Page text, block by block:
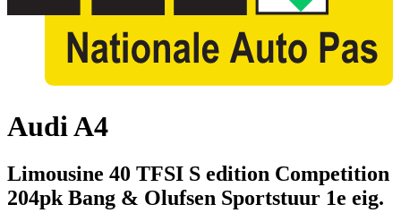
Audi A4
Limousine 40 TFSI S edition Competition
204pk Bang & Olufsen Sportstuur 1e eig.